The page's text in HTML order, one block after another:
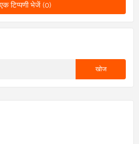
एक टिप्पणी भेजें (0)